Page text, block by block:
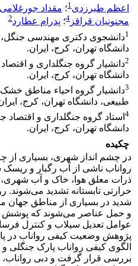
اعظم طبرزدی1؛ مقداد جورغلامی
مجنونیان قراقز 4؛ پدرام عطارد2
1دانشجوی دکتری مهندسی جنگل،
دانشگاه تهران، کرج، ایران.
2دانشیار گروه جنگلداری و
دانشگاه تهران، کرج، ایران.
3دانشیار گروه احیاء مناطق خشک
طبیعی، دانشگاه تهران، کرج،
4 استاد گروه جنگلداری و اقتصاد
دانشگاه تهران، کرج، ایران.
چکیده
در چشم انداز شهری، بسیاری از
رواناب ناشی از آب رگبار و ریسک
ذرات معلق هوا، خاک و آب
حرارتی تابستانه تشدید می‌شوند.
شدید در بسیاری از مناطق
و حمل عناصر می‌شوند که پوشش
عوامل تعدیل سیلاب و کنترل
پژوهش وضعیت کیفی رواناب در
الگوی کیفی رواناب پارک جنگلی
بررسی قرار گرفت و دبی رواناب،